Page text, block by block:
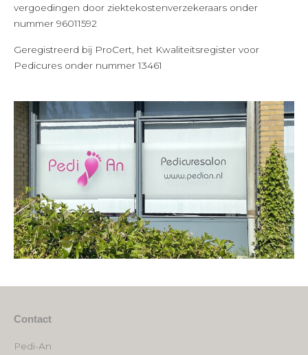
vergoedingen door ziektekostenverzekeraars onder
nummer 96011592
Geregistreerd bij ProCert, het Kwaliteitsregister voor
Pedicures onder nummer 13461
Contact
Pedi-An